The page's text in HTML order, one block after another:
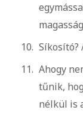
Síkosító?
Ahogy
tűnik,
nélkül is